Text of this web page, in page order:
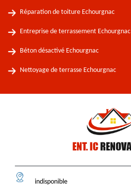
Réparation de toiture Echourgnac
Entreprise de terrassement Echourgnac
Béton désactivé Echourgnac
Nettoyage de terrasse Echourgnac
indisponible